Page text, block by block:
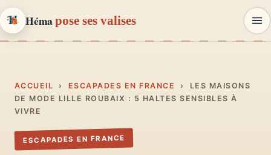
Hémapose ses valises
Récits, road-trips, itinéraires
ACCUEIL › ESCAPADES EN FRANCE › LES MAISONS
DE MODE LILLE ROUBAIX : 5 HALTES SENSIBLES À
VIVRE
ESCAPADES EN FRANCE